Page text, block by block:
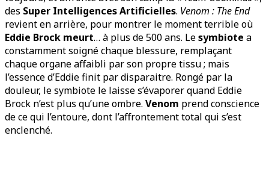
des Super Intelligences Artificielles. Venom : The End
revient en arrière, pour montrer le moment terrible où
Eddie Brock meurt… à plus de 500 ans. Lesymbiote a
constamment soigné chaque blessure, remplaçant
chaque organe affaibli par son propre tissu ; mais
l’essence d’Eddie finit par disparaitre. Rongé par la
douleur, le symbiote le laisse s’évaporer quand Eddie
Brock n’est plus qu’une ombre. Venom prend conscience
de ce qui l’entoure, dont l’affrontement total qui s’est
enclenché.